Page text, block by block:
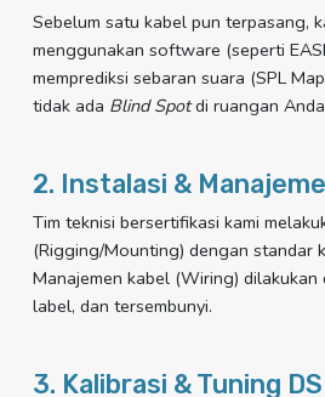
Sebelum satu kabel pun terpasang,
menggunakan software (seperti
memprediksi sebaran suara (SPL
tidak ada Blind Spotdi ruangan
2. Instalasi &
Tim teknisi bersertifikasi kami
(Rigging/Mounting) dengan standar
Manajemen kabel (Wiring) dilakukan
label, dan tersembunyi.
3. Kalibrasi & Tuning